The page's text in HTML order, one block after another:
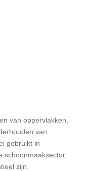
van oppervlakken,
van
gebruikt in
schoonmaaksector,
zijn.